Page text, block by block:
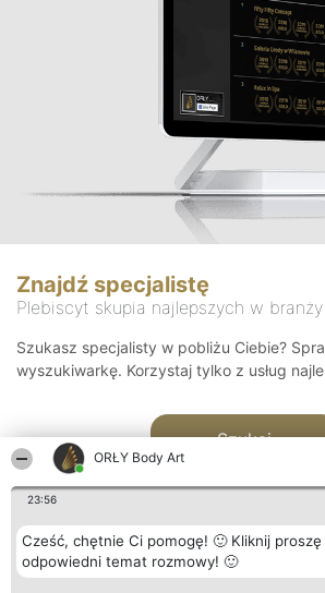
ORŁY Body Art
23:56
Cześć, chętnie Ci pomogę! 🙂 Kliknij
odpowiedni temat rozmowy! 🙂
Znajdź specjalistę
Plebiscyt skupia najlepszych w branży
Szukasz specjalisty w pobliżu Ciebie?
wyszukiwarkę. Korzystaj tylko z usług
Szukaj